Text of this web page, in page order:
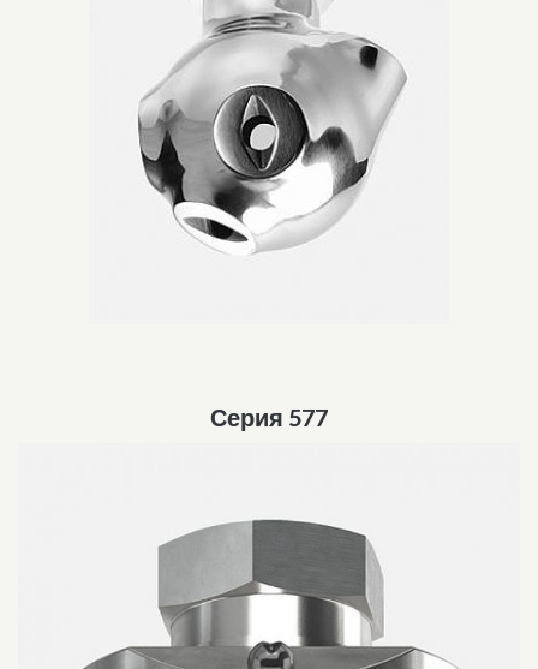
Серия 577